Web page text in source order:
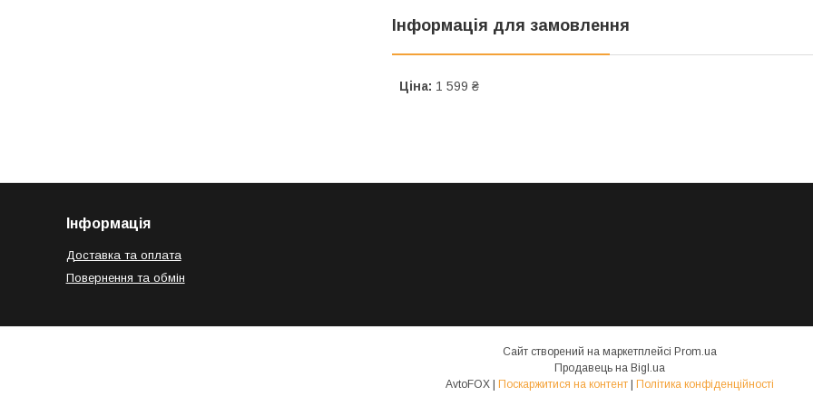
Інформація для замовлення
Ціна: 1 599 ₴
Інформація
Доставка та оплата
Повернення та обмін
Сайт створений на маркетплейсі Prom.ua
Продавець на Bigl.ua
AvtoFOX | Поскаржитися на контент | Політика конфіденційності